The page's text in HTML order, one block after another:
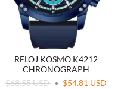
RELOJ KOSMO K4212
CHRONOGRAPH
$68.55 USD
$54.81 USD